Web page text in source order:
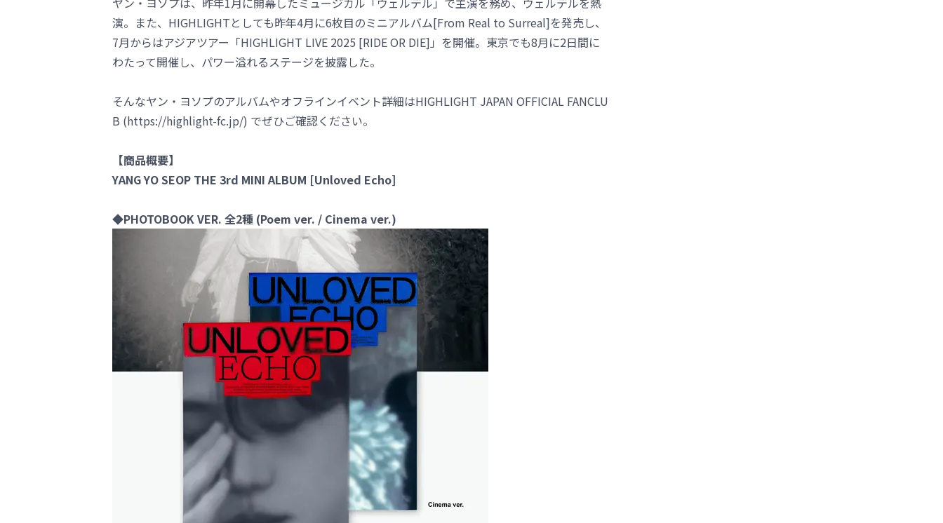
演。また、HIGHLIGHTとしても昨年4月に6枚目のミニアルバム[From Real to Surreal]を発売し、
7月からはアジアツアー「HIGHLIGHT LIVE 2025 [RIDE OR DIE]」を開催。東京でも8月に2日間に
わたって開催し、パワー溢れるステージを披露した。
そんなヤン・ヨソプのアルバムやオフラインイベント詳細はHIGHLIGHT JAPAN OFFICIAL FANCLU
B (https://highlight-fc.jp/) でぜひご確認ください。
【商品概要】
YANG YO SEOP THE 3rd MINI ALBUM [Unloved Echo]
◆PHOTOBOOK VER. 全2種 (Poem ver. / Cinema ver.)